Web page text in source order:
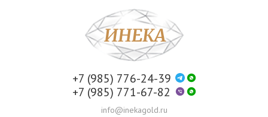
+7 (985) 776-24-39
+7 (985) 771-67-82
info@inekagold.ru